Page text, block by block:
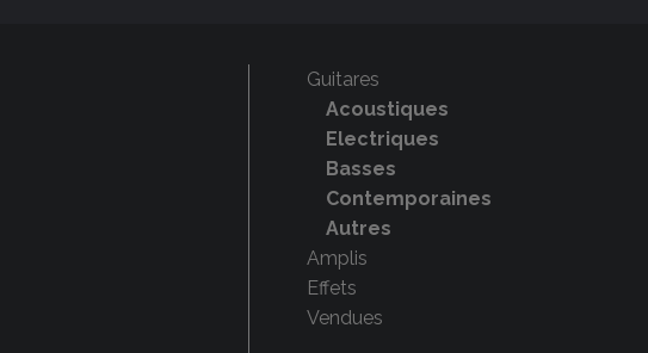
Guitares
Acoustiques
Electriques
Basses
Contemporaines
Autres
Amplis
Effets
Vendues